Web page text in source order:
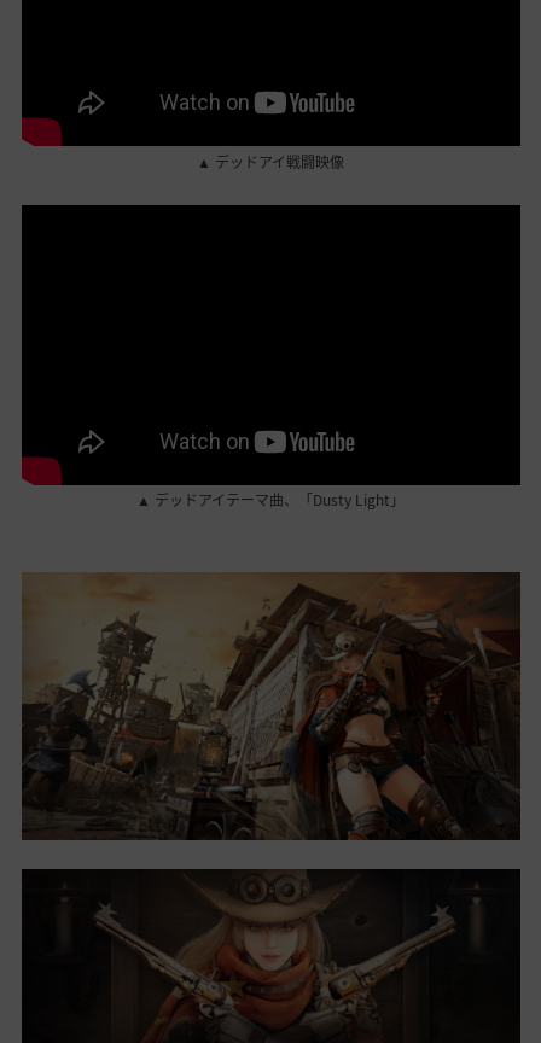
▲ デッドアイ戦闘映像
▲ デッドアイテーマ曲、「Dusty Light」